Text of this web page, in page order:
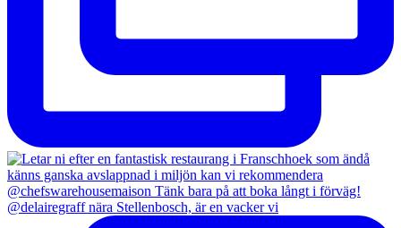
@delairegraff nära Stellenbosch, är en vacker vi